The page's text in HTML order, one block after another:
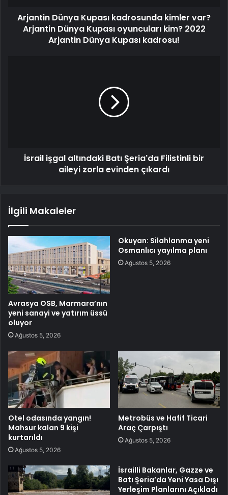
Arjantin Dünya Kupası kadrosunda kimler var?
Arjantin Dünya Kupası oyuncuları kim? 2022
Arjantin Dünya Kupası kadrosu!
İsrail işgal altındaki Batı Şeria'da Filistinli bir
aileyi zorla evinden çıkardı
İlgili Makaleler
Avrasya OSB, Marmara’nın
yeni sanayi ve yatırım üssü
oluyor
Ağustos 5, 2026
Okuyan: Silahlanma yeni
Osmanlıcı yayılma planı
Ağustos 5, 2026
Otel odasında yangın!
Mahsur kalan 9 kişi
kurtarıldı
Ağustos 5, 2026
Metrobüs ve Hafif Ticari
Araç Çarpıştı
Ağustos 5, 2026
İsrailli Bakanlar, Gazze ve
Batı Şeria’da Yeni Yasa Dışı
Yerleşim Planlarını Açıkladı